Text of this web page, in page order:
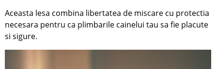
Aceasta lesa combina libertatea de miscare cu protectia
necesara pentru ca plimbarile cainelui tau sa fie placute
si sigure.